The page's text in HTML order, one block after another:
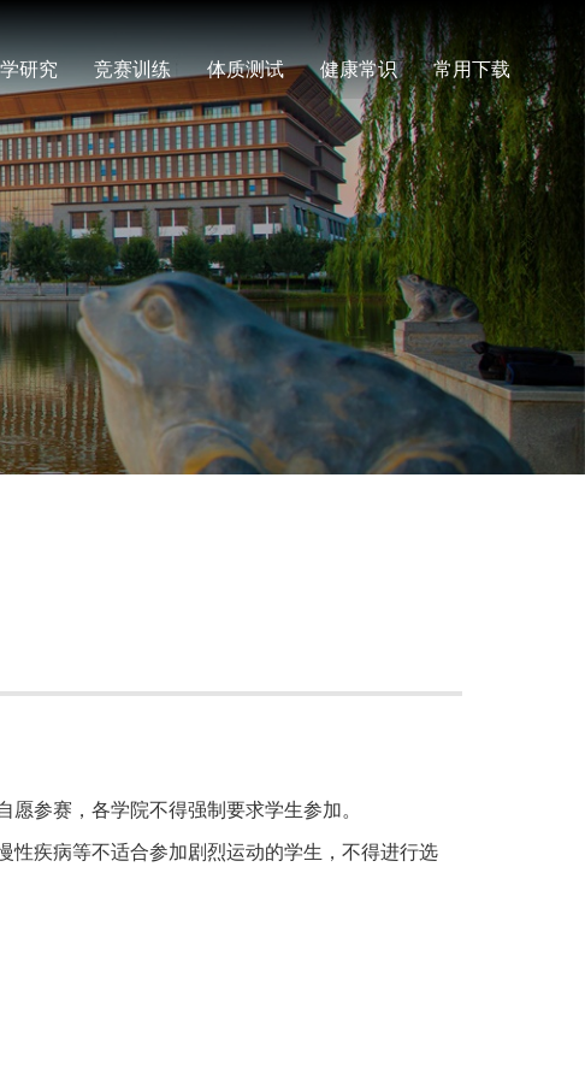
研究 竞赛训练 体质测试 健康常识 常用下载
愿参赛，各学院不得强制要求学生参加。
性疾病等不适合参加剧烈运动的学生，不得进行选